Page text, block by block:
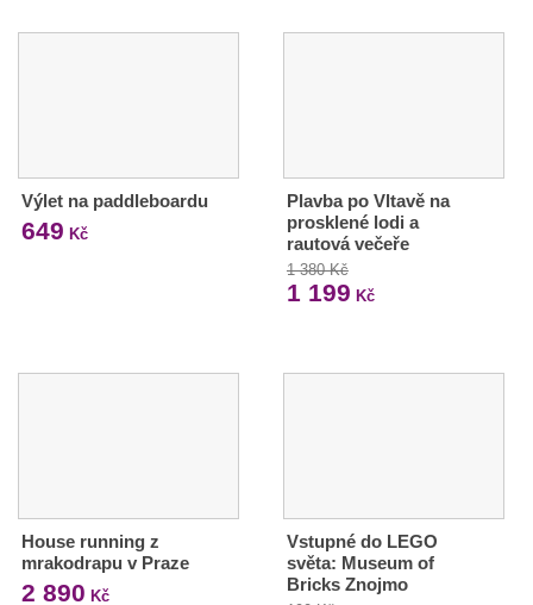
Výlet na paddleboardu
649 Kč
Plavba po Vltavě na
prosklené lodi a
rautová večeře
1 380 Kč
1 199 Kč
House running z
mrakodrapu v Praze
2 890 Kč
Vstupné do LEGO
světa: Museum of
Bricks Znojmo